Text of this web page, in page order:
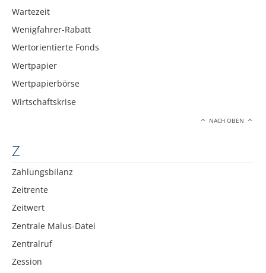
Wartezeit
Wenigfahrer-Rabatt
Wertorientierte Fonds
Wertpapier
Wertpapierbörse
Wirtschaftskrise
NACH OBEN
Z
Zahlungsbilanz
Zeitrente
Zeitwert
Zentrale Malus-Datei
Zentralruf
Zession